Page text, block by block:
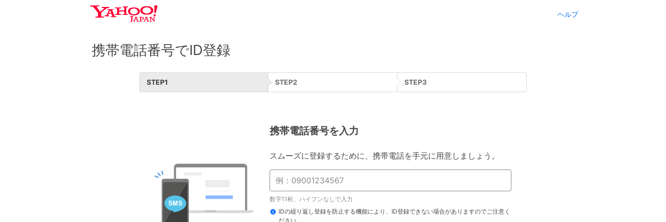
ヘルプ
携帯電話番号でID登録
STEP1 STEP2 STEP3
携帯電話番号を入力
スムーズに登録するために、携帯電話を手元に用意しましょう。
数字11桁、ハイフンなしで入力
IDの繰り返し登録を防止する機能により、ID登録できない場合がありますのでご注意く
ださい。